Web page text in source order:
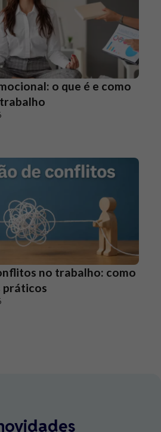
o que é e como
no trabalho: como
práticos